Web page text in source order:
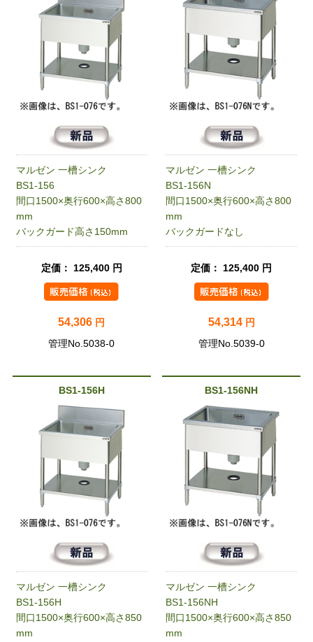
マルゼン 一槽シンク
BS1-156
間口1500×奥行600×高さ800
mm
バックガード高さ150mm
定価： 125,400 円
54,306 円
管理No.5038-0
マルゼン 一槽シンク
BS1-156N
間口1500×奥行600×高さ800
mm
バックガードなし
定価： 125,400 円
54,314 円
管理No.5039-0
BS1-156H
マルゼン 一槽シンク
BS1-156H
間口1500×奥行600×高さ850
mm
BS1-156NH
マルゼン 一槽シンク
BS1-156NH
間口1500×奥行600×高さ850
mm